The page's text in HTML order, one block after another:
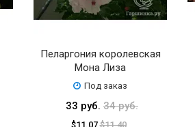
Пеларгония королевская
Мона Лиза
Под заказ
33 руб. 34 руб.
$11.07$11.40